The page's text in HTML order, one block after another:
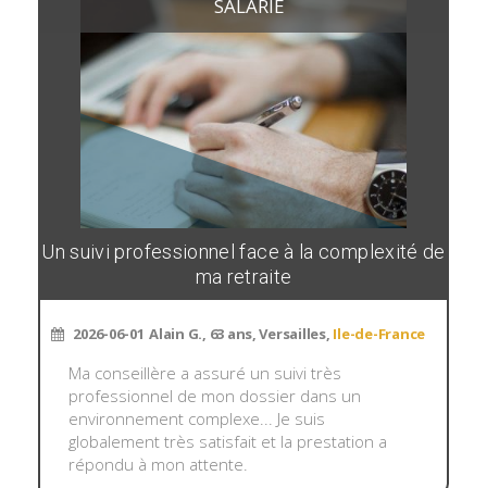
SALARIÉ
Un suivi professionnel face à la complexité de
ma retraite
2026-06-01 Alain G., 63 ans, Versailles, Ile-de-France
Ma conseillère a assuré un suivi très
professionnel de mon dossier dans un
environnement complexe... Je suis
globalement très satisfait et la prestation a
répondu à mon attente.